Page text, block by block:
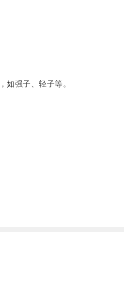
强子、轻子等。